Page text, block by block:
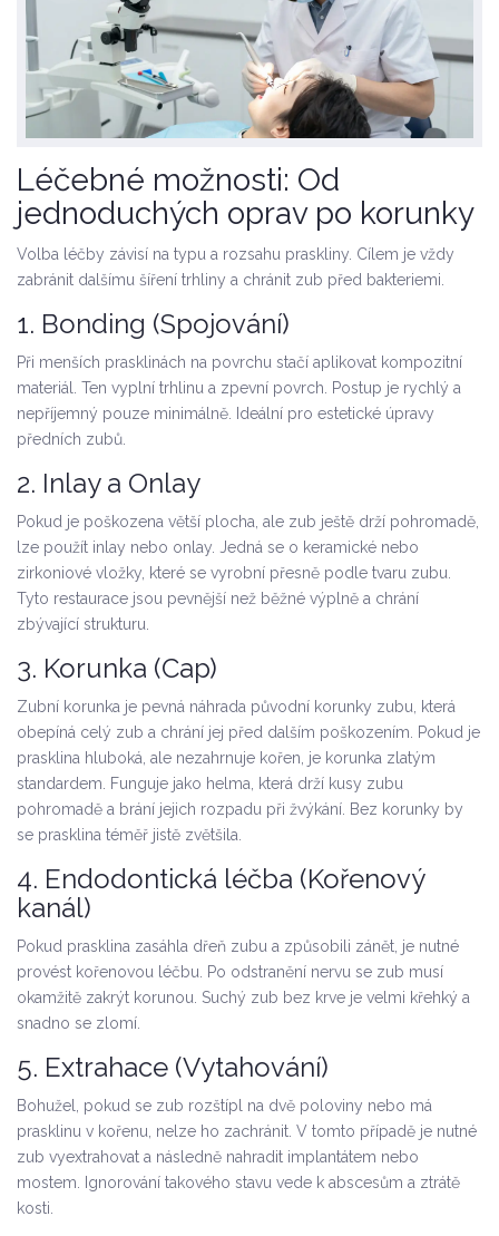
Léčebné možnosti: Od
jednoduchých oprav po korunky
Volba léčby závisí na typu a rozsahu praskliny. Cílem je vždy
zabránit dalšímu šíření trhliny a chránit zub před bakteriemi.
1. Bonding (Spojování)
Při menších prasklinách na povrchu stačí aplikovat kompozitní
materiál. Ten vyplní trhlinu a zpevní povrch. Postup je rychlý a
nepříjemný pouze minimálně. Ideální pro estetické úpravy
předních zubů.
2. Inlay a Onlay
Pokud je poškozena větší plocha, ale zub ještě drží pohromadě,
lze použít inlay nebo onlay. Jedná se o keramické nebo
zirkoniové vložky, které se vyrobní přesně podle tvaru zubu.
Tyto restaurace jsou pevnější než běžné výplně a chrání
zbývající strukturu.
3. Korunka (Cap)
Zubní korunka je pevná náhrada původní korunky zubu, která
obepíná celý zub a chrání jej před dalším poškozením. Pokud je
prasklina hluboká, ale nezahrnuje kořen, je korunka zlatým
standardem. Funguje jako helma, která drží kusy zubu
pohromadě a brání jejich rozpadu při žvýkání. Bez korunky by
se prasklina téměř jistě zvětšila.
4. Endodontická léčba (Kořenový
kanál)
Pokud prasklina zasáhla dřeň zubu a způsobili zánět, je nutné
provést kořenovou léčbu. Po odstranění nervu se zub musí
okamžitě zakrýt korunou. Suchý zub bez krve je velmi křehký a
snadno se zlomí.
5. Extrahace (Vytahování)
Bohužel, pokud se zub rozštípl na dvě poloviny nebo má
prasklinu v kořenu, nelze ho zachránit. V tomto případě je nutné
zub vyextrahovat a následně nahradit implantátem nebo
mostem. Ignorování takového stavu vede k abscesům a ztrátě
kosti.